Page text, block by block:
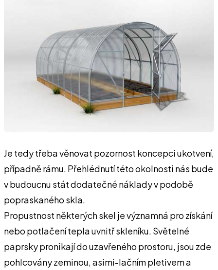
Je tedy třeba věnovat pozornost koncepci ukotvení,
případně rámu. Přehlédnutí této okolnosti nás bude
v budoucnu stát dodatečné náklady v podobě
popraskaného skla.
Propustnost některých skel je významná pro získání
nebo potlačení tepla uvnitř skleníku. Světelné
paprsky pronikají do uzavřeného prostoru, jsou zde
pohlcovány zeminou, asimi-lačním pletivem a